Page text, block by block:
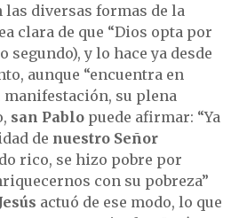
las diversas formas de la
clara de que “Dios opta por
segundo), y lo hace ya desde
aunque “encuentra en
manifestación, su plena
san Pablo puede afirmar: “Ya
de nuestro Señor
rico, se hizo pobre por
con su pobreza”
actuó de ese modo, lo que